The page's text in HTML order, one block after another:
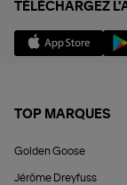
TÉLÉCHARGEZ
TOP MARQUES
Golden Goose
Jérôme Dreyfuss